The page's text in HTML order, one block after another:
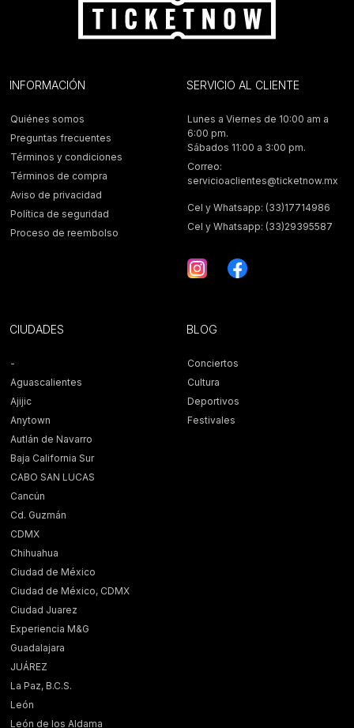
INFORMACIÓN
Quiénes somos
Preguntas frecuentes
Términos y condiciones
Términos de compra
Aviso de privacidad
Política de seguridad
Proceso de reembolso
SERVICIO AL CLIENTE
Lunes a Viernes de 10:00 am a
6:00 pm.
Sábados 11:00 a 3:00 pm.
Correo:
servicioaclientes@ticketnow.mx
Cel y Whatsapp: (33)17714986
Cel y Whatsapp: (33)29395587
CIUDADES
-
Aguascalientes
Ajijic
Anytown
Autlán de Navarro
Baja California Sur
CABO SAN LUCAS
Cancún
Cd. Guzmán
CDMX
Chihuahua
Ciudad de México
Ciudad de México, CDMX
Ciudad Juarez
Experiencia M&G
Guadalajara
JUÁREZ
La Paz, B.C.S.
León
León de los Aldama
BLOG
Conciertos
Cultura
Deportivos
Festivales